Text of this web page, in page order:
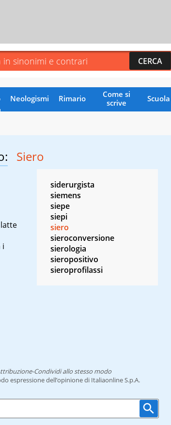
Neologismi Rimario
Come si
scrive
Scuola
Siero
i
siderurgista
siemens
siepe
siepi
siero
sieroconversione
sierologia
sieropositivo
sieroprofilassi
Condividi allo stesso modo
espressione dell’opinione di Italiaonline S.p.A.